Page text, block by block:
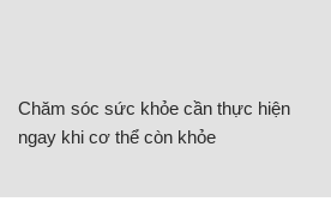
Chăm sóc sức khỏe cần thực hiện
ngay khi cơ thể còn khỏe